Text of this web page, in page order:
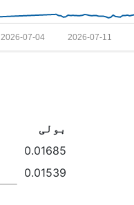
2026-07-11
2026-07-04
بولی
0.01685
0.01539